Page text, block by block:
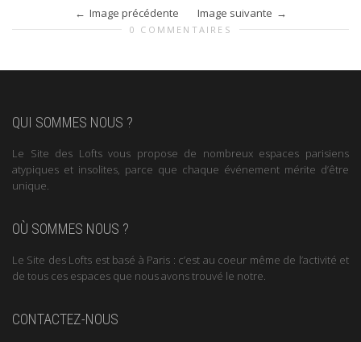
Image précédente Image suivante
0 COMMENTAIRES
QUI SOMMES NOUS ?
Le Site des Lofts vous propose de nombreux espaces parisiens
atypiques et insolites, parce que chaque événement mérite d’être
unique.
OÙ SOMMES NOUS ?
Le Site des Lofts est basé à Paris : c’est au coeur même de l’activité et
de tous ces espaces que nous avons trouvé le notre.
CONTACTEZ-NOUS